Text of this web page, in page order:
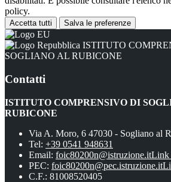
policy.
Accetta tutti Salva le preferenze
ISTITUTO
SOGLIANO AL RUBICONE
Contatti
ISTITUTO COMPRENSIVO DI
RUBICONE
Via A. Moro, 6 47030 - Sogliano al
Tel: +39 0541 948631
Email: foic80200n@istruzione.itLink
PEC: foic80200n@pec.istruzione.it
C.F.: 81008520405